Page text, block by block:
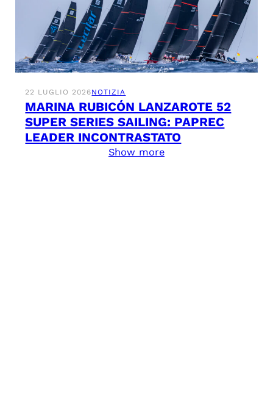
22 LUGLIO 2026NOTIZIA
MARINA RUBICÓN LANZAROTE 52
SUPER SERIES SAILING: PAPREC
LEADER INCONTRASTATO
Show more